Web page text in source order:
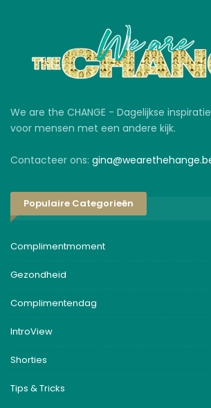
We are the CHANGE - Dagelijkse
voor mensen met een andere kijk.
Contacteer ons:
Populaire Categorieën
Complimentmoment
Gezondheid
Complimentendag
IntroView
Shorties
Tips & Tricks